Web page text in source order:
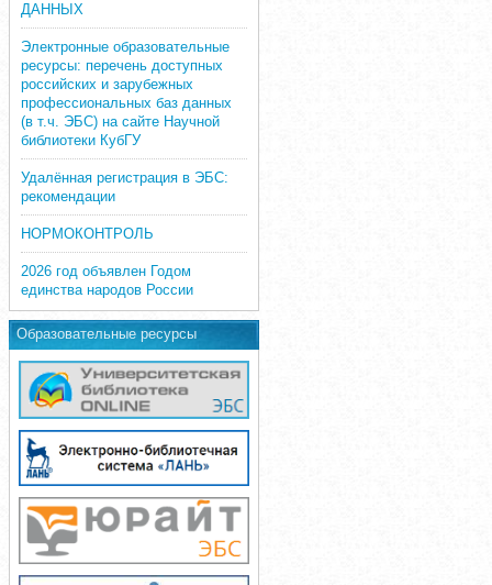
ДАННЫХ
Электронные образовательные
ресурсы: перечень доступных
российских и зарубежных
профессиональных баз данных
(в т.ч. ЭБС) на сайте Научной
библиотеки КубГУ
Удалённая регистрация в ЭБС:
рекомендации
НОРМОКОНТРОЛЬ
2026 год объявлен Годом
единства народов России
Образовательные ресурсы